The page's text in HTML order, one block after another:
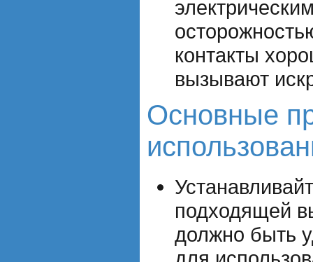
контакты
вызывают
Основные
подходящей
должно быть